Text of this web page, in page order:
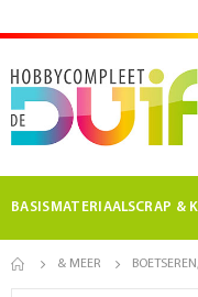
BASISMATERIAALSCRAP &
& MEER